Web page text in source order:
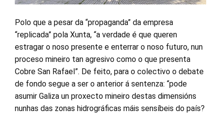
Polo que a pesar da “propaganda” da empresa
“replicada” pola Xunta, “a verdade é que queren
estragar o noso presente e enterrar o noso futuro, nun
proceso mineiro tan agresivo como o que presenta
Cobre San Rafael”. De feito, para o colectivo o debate
de fondo segue a ser o anterior á sentenza: “pode
asumir Galiza un proxecto mineiro destas dimensións
nunhas das zonas hidrográficas máis sensíbeis do país?